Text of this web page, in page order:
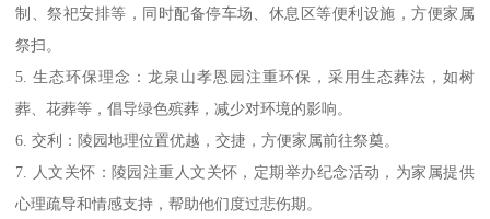
制、祭祀安排等，同时配备停车场、休息区等便利设施，方便家属
祭扫。
5. 生态环保理念：龙泉山孝恩园注重环保，采用生态葬法，如树
葬、花葬等，倡导绿色殡葬，减少对环境的影响。
6. 交利：陵园地理位置优越，交捷，方便家属前往祭奠。
7. 人文关怀：陵园注重人文关怀，定期举办纪念活动，为家属提供
心理疏导和情感支持，帮助他们度过悲伤期。